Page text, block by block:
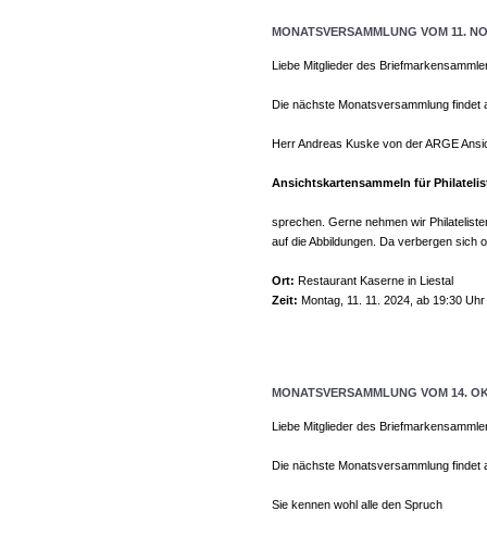
MONATSVERSAMMLUNG VOM 11.
Liebe Mitglieder des
Die nächste Monatsversammlung findet
Herr Andreas Kuske von der ARGE
Ansichtskartensammeln für
sprechen. Gerne nehmen wir
auf die Abbildungen. Da verbergen sich
Ort: Restaurant Kaserne in Liestal
Zeit: Montag, 11. 11. 2024, ab 19:30 Uhr
MONATSVERSAMMLUNG VOM 14.
Liebe Mitglieder des
Die nächste Monatsversammlung findet
Sie kennen wohl alle den Spruch